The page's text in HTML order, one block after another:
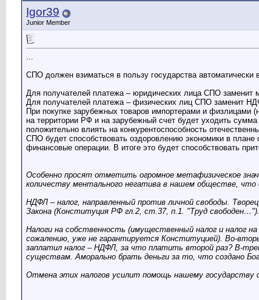
Igor39
Junior Member
...
СПО должен взиматься в пользу государства
Для получателей платежа – юридических лица СПО заменит
Для получателей платежа – физических лиц СПО заменит
При покупке зарубежных товаров импортерами и физлицами
на территории РФ и на зарубежный счет будет уходить
положительно влиять на конкурентоспособность
СПО будет способствовать оздоровлению экономики в плане
финансовые операции. В итоге это будет способствовать
Особенно просят отметить огромное метафизическое
количеству ментального негатива в нашем обществе, что
НДФЛ – налог, направленный против личной свободы.
Закона (Конституция РФ гл.2, ст.37, п.1. "Труд свободен…").
Налоги на собственность (имущественный налог и налог
сожалению, уже не гарантируется Конституцией). Во-
заплатил налог – НДФЛ, за что платить второй раз? В-
существам. Аморально брать деньги за то, что создано
Отмена этих налогов усилит помощь нашему государству